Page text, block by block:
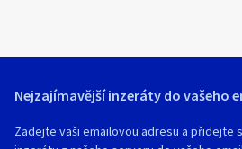
Nejzajímavější inzeráty do vašeho
Zadejte vaši emailovou adresu a přidejte